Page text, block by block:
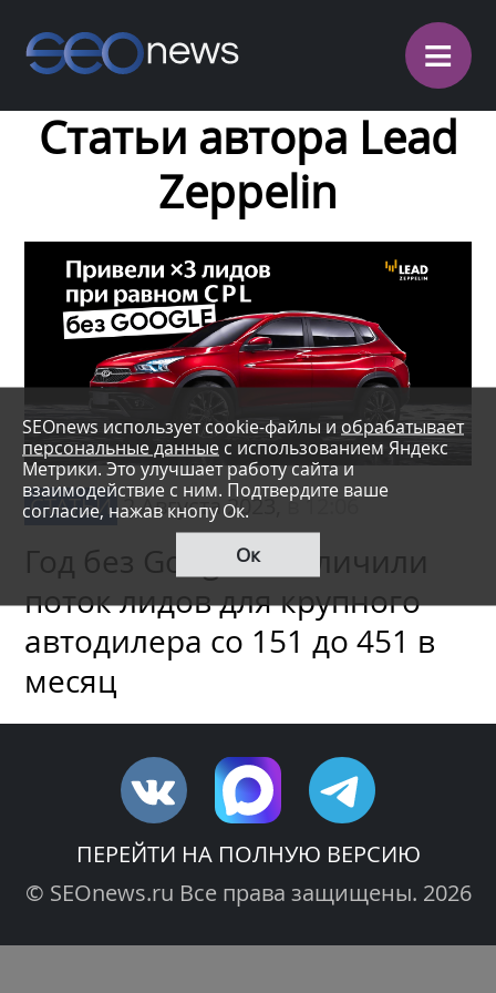
≡
Статьи автора Lead
Zeppelin
СТАТЬИ 2 Августа 2023,в 12:06
Год без Google. Увеличили
поток лидов для крупного
автодилера со 151 до 451 в
месяц
SEOnews использует cookie-файлы и обрабатывает
персональные данные с использованием Яндекс
Метрики. Это улучшает работу сайта и
взаимодействие с ним. Подтвердите ваше
согласие, нажав кнопу Ок.
Ок
ПЕРЕЙТИ НА ПОЛНУЮ ВЕРСИЮ
© SEOnews.ru Все права защищены. 2026